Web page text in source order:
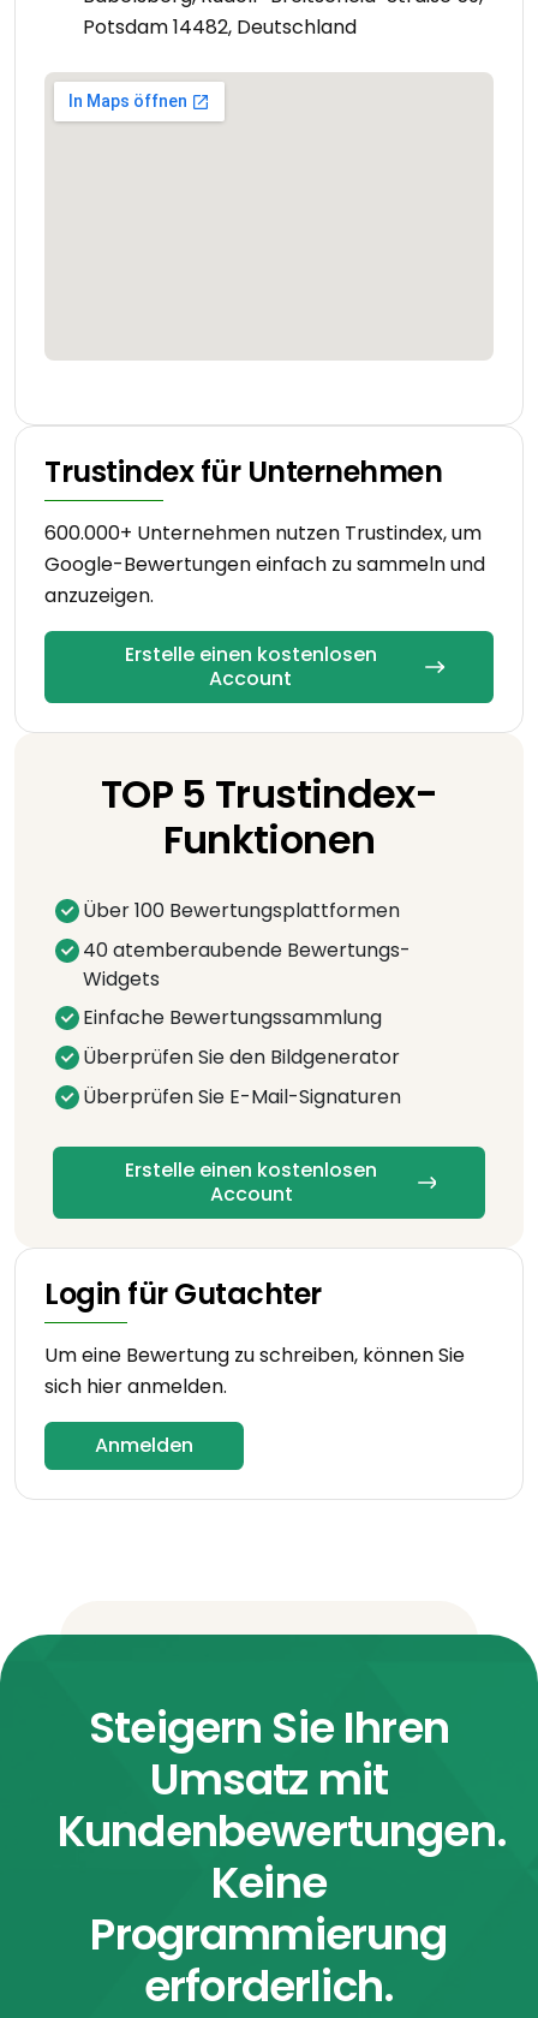
Potsdam 14482, Deutschland
Trustindex für Unternehmen
600.000+ Unternehmen nutzen Trustindex, um
Google-Bewertungen einfach zu sammeln und
anzuzeigen.
Erstelle einen kostenlosen
Account
TOP 5 Trustindex-
Funktionen
Über 100 Bewertungsplattformen
40 atemberaubende Bewertungs-
Widgets
Einfache Bewertungssammlung
Überprüfen Sie den Bildgenerator
Überprüfen Sie E-Mail-Signaturen
Erstelle einen kostenlosen
Account
Login für Gutachter
Um eine Bewertung zu schreiben, können Sie
sich hier anmelden.
Anmelden
Steigern Sie Ihren
Umsatz mit
Kundenbewertungen.
Keine
Programmierung
erforderlich.